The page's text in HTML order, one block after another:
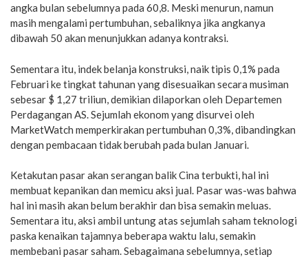
angka bulan sebelumnya pada 60,8. Meski menurun, namun
masih mengalami pertumbuhan, sebaliknya jika angkanya
dibawah 50 akan menunjukkan adanya kontraksi.
Sementara itu, indek belanja konstruksi, naik tipis 0,1% pada
Februari ke tingkat tahunan yang disesuaikan secara musiman
sebesar $ 1,27 triliun, demikian dilaporkan oleh Departemen
Perdagangan AS. Sejumlah ekonom yang disurvei oleh
MarketWatch memperkirakan pertumbuhan 0,3%, dibandingkan
dengan pembacaan tidak berubah pada bulan Januari.
Ketakutan pasar akan serangan balik Cina terbukti, hal ini
membuat kepanikan dan memicu aksi jual. Pasar was-was bahwa
hal ini masih akan belum berakhir dan bisa semakin meluas.
Sementara itu, aksi ambil untung atas sejumlah saham teknologi
paska kenaikan tajamnya beberapa waktu lalu, semakin
membebani pasar saham. Sebagaimana sebelumnya, setiap